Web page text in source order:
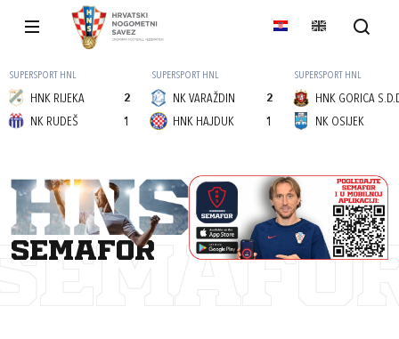
SUPERSPORT HNL
HNK RIJEKA
2
1
NK RUDEŠ
SUPERSPORT HNL
NK VARAŽDIN
2
1
HNK HAJDUK
SUPERSPORT HNL
HNK GORICA
NK OSIJEK
semafor